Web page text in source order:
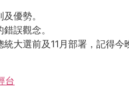
優勢。
誤觀念。
大選前及11月部署，記得
台